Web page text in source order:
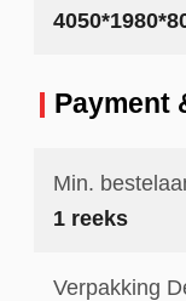
Payment
Min.
1 reeks
Verpakking